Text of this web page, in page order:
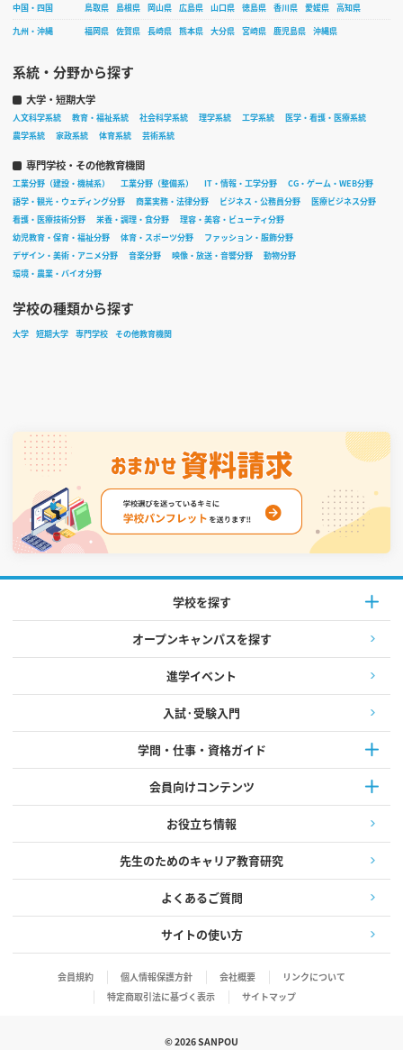
中国・四国
鳥取県 島根県 岡山県 広島県 山口県 徳島県 香川県 愛媛県
高知県
九州・沖縄
福岡県 佐賀県 長崎県 熊本県 大分県 宮崎県 鹿児島県 沖縄県
系統・分野から探す
大学・短期大学
人文科学系統 教育・福祉系統 社会科学系統 理学系統 工学系統
医学・看護・医療系統
農学系統
家政系統 体育系統 芸術系統
専門学校・その他教育機関
工業分野（建設・機械系） 工業分野（整備系） IT・情報・工学分野
CG・ゲーム・WEB分野
語学・観光・ウェディング分野
商業実務・法律分野 ビジネス・公務員分野
医療ビジネス分野
看護・医療技術分野
栄養・調理・食分野
理容・美容・ビューティ分野
幼児教育・保育・福祉分野
体育・スポーツ分野
ファッション・服飾分野
デザイン・美術・アニメ分野
音楽分野 映像・放送・音響分野
動物分野
環境・農業・バイオ分野
学校の種類から探す
大学 短期大学 専門学校 その他教育機関
学校を探す
オープンキャンパスを探す
進学イベント
入試·受験入門
学問・仕事・資格ガイド
会員向けコンテンツ
お役立ち情報
先生のためのキャリア教育研究
よくあるご質問
サイトの使い方
会員規約 個人情報保護方針 会社概要
リンクについて
特定商取引法に基づく表示
サイトマップ
©2026SANPOU